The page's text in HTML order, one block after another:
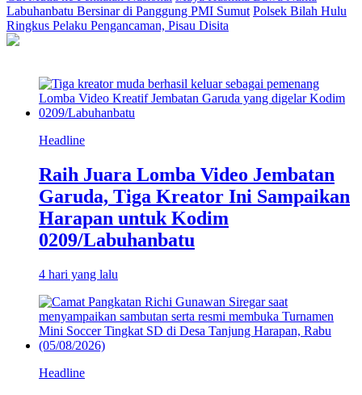
Labuhanbatu Bersinar di Panggung PMI Sumut Polsek Bilah Hulu
Ringkus Pelaku Pengancaman, Pisau Disita
Headline
Raih Juara Lomba Video Jembatan
Garuda, Tiga Kreator Ini Sampaikan
Harapan untuk Kodim
0209/Labuhanbatu
4 hari yang lalu
Headline